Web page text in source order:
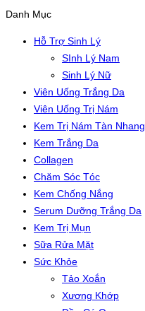
Danh Mục
Hỗ Trợ Sinh Lý
SInh Lý Nam
Sinh Lý Nữ
Viên Uống Trắng Da
Viên Uống Trị Nám
Kem Trị Nám Tàn Nhang
Kem Trắng Da
Collagen
Chăm Sóc Tóc
Kem Chống Nắng
Serum Dưỡng Trắng Da
Kem Trị Mụn
Sữa Rửa Mặt
Sức Khỏe
Tảo Xoắn
Xương Khớp